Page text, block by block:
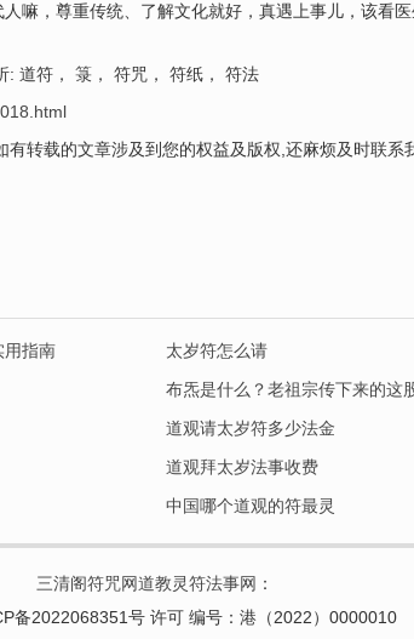
嘛，尊重传统、了解文化就好，真遇上事儿，该看
: 道符， 箓， 符咒， 符纸， 符法
转载的文章涉及到您的权益及版权,还麻烦及时联系
用指南
太岁符怎么请
布炁是什么？老祖宗传下来的这
道观请太岁符多少法金
道观拜太岁法事收费
中国哪个道观的符最灵
三清阁符咒网道教灵符法事网 ：
备2022068351号 许可 编号：港（2022）0000010